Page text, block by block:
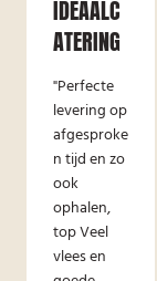
IDEAALC
ATERING
"Perfecte
levering op
afgesproke
n tijd en zo
ook
ophalen,
top Veel
vlees en